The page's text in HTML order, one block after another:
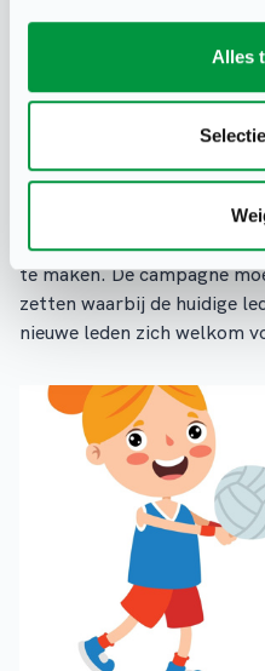
Alles
Meer dan 100
aan grootste
ooit in het
club-campagne van de
campagne gaat in mei van
golfsport toegankelijker
te maken. De campagne
zetten waarbij de huidige
nieuwe leden zich welkom